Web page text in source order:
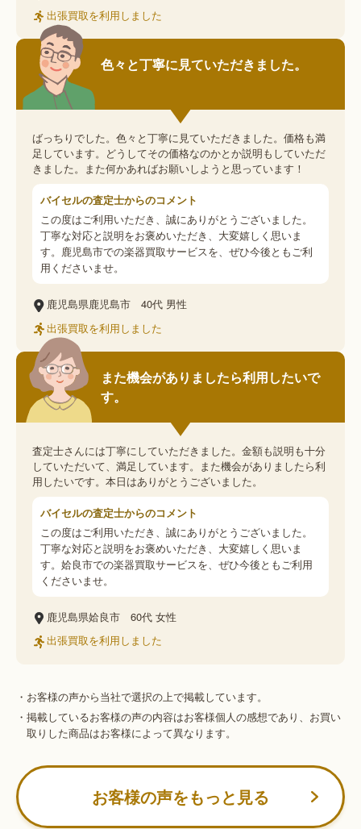
出張買取を利用しました
色々と丁寧に見ていただきました。
ばっちりでした。色々と丁寧に見ていただきました。価格も満
足しています。どうしてその価格なのかとか説明もしていただ
きました。また何かあればお願いしようと思っています！
バイセルの査定士からのコメント
この度はご利用いただき、誠にありがとうございました。
丁寧な対応と説明をお褒めいただき、大変嬉しく思いま
す。鹿児島市での楽器買取サービスを、ぜひ今後ともご利
用くださいませ。
鹿児島県鹿児島市 40代 男性
出張買取を利用しました
また機会がありましたら利用したいで
す。
査定士さんには丁寧にしていただきました。金額も説明も十分
していただいて、満足しています。また機会がありましたら利
用したいです。本日はありがとうございました。
バイセルの査定士からのコメント
この度はご利用いただき、誠にありがとうございました。
丁寧な対応と説明をお褒めいただき、大変嬉しく思いま
す。姶良市での楽器買取サービスを、ぜひ今後ともご利用
くださいませ。
鹿児島県姶良市 60代 女性
出張買取を利用しました
・お客様の声から当社で選択の上で掲載しています。
・掲載しているお客様の声の内容はお客様個人の感想であり、お買い
取りした商品はお客様によって異なります。
お客様の声をもっと見る